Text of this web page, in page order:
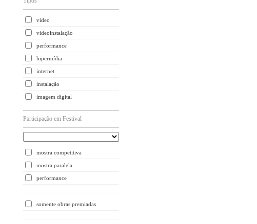
vídeo
videoinstalação
performance
hipermídia
internet
instalação
imagem digital
Participação em Festival
mostra competitiva
mostra paralela
performance
somente obras premiadas